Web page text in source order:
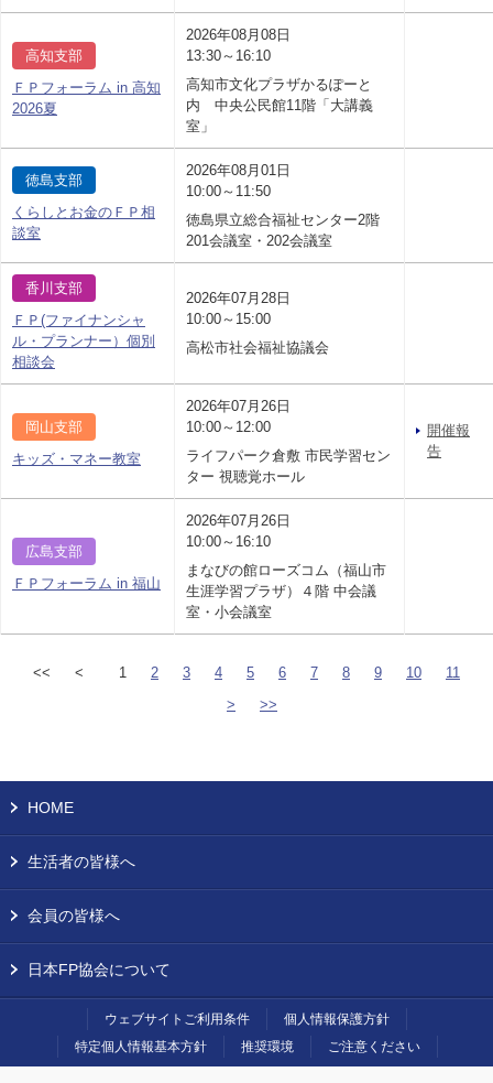
高知支部
ＦＰフォーラム in 高知
2026夏
2026年08月08日
13:30～16:10
高知市文化プラザかるぽーと
内 中央公民館11階「大講義
室」
徳島支部
くらしとお金のＦＰ相
談室
2026年08月01日
10:00～11:50
徳島県立総合福祉センター2階
201会議室・202会議室
香川支部
ＦＰ(ファイナンシャ
ル・プランナー）個別
相談会
2026年07月28日
10:00～15:00
高松市社会福祉協議会
岡山支部
キッズ・マネー教室
2026年07月26日
10:00～12:00
ライフパーク倉敷 市民学習セン
ター 視聴覚ホール
開催報
告
広島支部
ＦＰフォーラム in 福山
2026年07月26日
10:00～16:10
まなびの館ローズコム（福山市
生涯学習プラザ）４階 中会議
室・小会議室
<< < 1 2 3 4 5 6 7 8 9 10
11
>
>>
HOME
生活者の皆様へ
会員の皆様へ
日本FP協会について
ウェブサイトご利用条件
個人情報保護方針
特定個人情報基本方針
推奨環境 ご注意ください